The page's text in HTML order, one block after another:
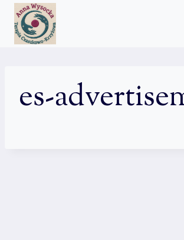
Przejdź
treści
es-